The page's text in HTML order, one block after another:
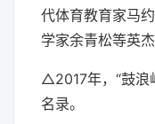
代体育教育家马
学家余青松等英杰
△2017年，“鼓浪
名录。